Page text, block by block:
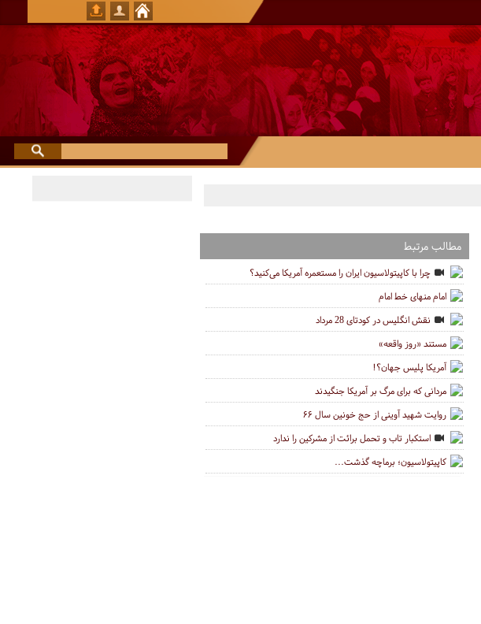
مطالب مرتبط
چرا با کاپیتولاسیون ایران را مستعمره آمریکا می‌کنید؟
امام منهای خط امام
نقش انگلیس در کودتای 28 مرداد
مستند «روز واقعه»
آمریکا پلیس جهان؟!
مردانی که برای مرگ بر آمریکا جنگیدند
روایت شهید آوینی از حج خونین سال ۶۶
استکبار تاب و تحمل برائت از مشرکین را ندارد
کاپیتولاسیون؛ برماچه گذشت...